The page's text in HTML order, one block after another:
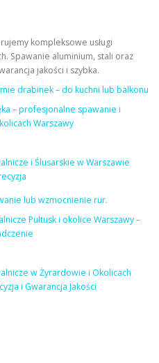
kompleksowe usługi
Spawanie aluminium, stali oraz
jakości i szybka.
drabinek – do kuchni lub balkonu
– profesjonalne spawanie i
Warszawy
i Ślusarskie w Warszawie
lub wzmocnienie rur.
Pułtusk i okolice Warszawy –
w Żyrardowie i Okolicach
i Gwarancja Jakości